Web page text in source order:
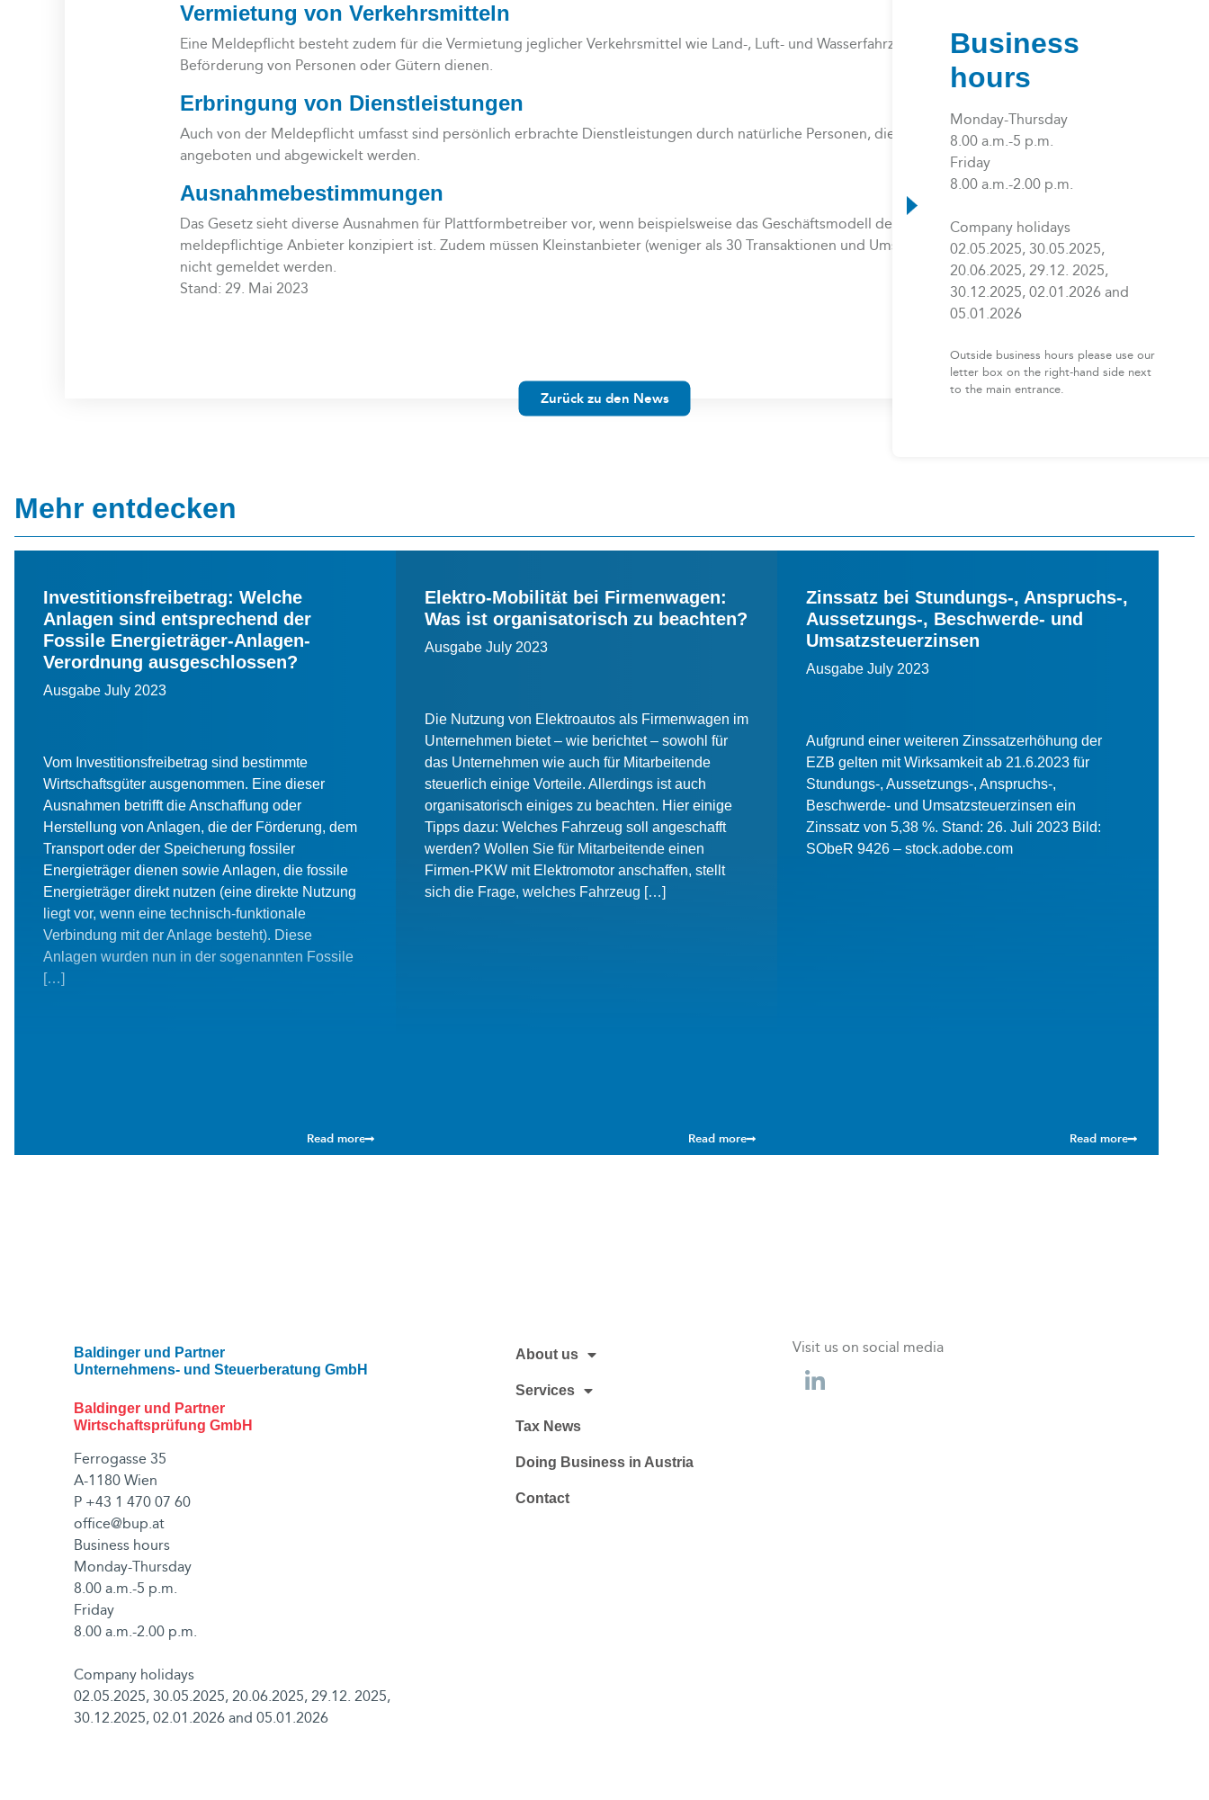
Vermietung von Verkehrsmitteln
Eine Meldepflicht besteht zudem für die Vermietung jeglicher Verkehrsmittel wie Land-, Luft- und Wasserfahrzeuge, die der
Beförderung von Personen oder Gütern dienen.
Erbringung von Dienstleistungen
Auch von der Meldepflicht umfasst sind persönlich erbrachte Dienstleistungen durch natürliche Personen, die über Plattformen
angeboten und abgewickelt werden.
Ausnahmebestimmungen
Das Gesetz sieht diverse Ausnahmen für Plattformbetreiber vor, wenn beispielsweise das Geschäftsmodell der Plattform ohne
meldepflichtige Anbieter konzipiert ist. Zudem müssen Kleinstanbieter (weniger als 30 Transaktionen und Umsatz < € 2.000,00)
nicht gemeldet werden.
Stand: 29. Mai 2023
Zurück zu den News
Mehr entdecken
Investitionsfreibetrag: Welche
Anlagen sind entsprechend der
Fossile Energieträger-Anlagen-
Verordnung ausgeschlossen?
Ausgabe July 2023
Vom Investitionsfreibetrag sind bestimmte
Wirtschaftsgüter ausgenommen. Eine dieser
Ausnahmen betrifft die Anschaffung oder
Herstellung von Anlagen, die der Förderung, dem
Transport oder der Speicherung fossiler
Energieträger dienen sowie Anlagen, die fossile
Energieträger direkt nutzen (eine direkte Nutzung
liegt vor, wenn eine technisch-funktionale
Verbindung mit der Anlage besteht). Diese
Anlagen wurden nun in der sogenannten Fossile
[…]
Read more
Elektro-Mobilität bei Firmenwagen:
Was ist organisatorisch zu beachten?
Ausgabe July 2023
Die Nutzung von Elektroautos als Firmenwagen im
Unternehmen bietet – wie berichtet – sowohl für
das Unternehmen wie auch für Mitarbeitende
steuerlich einige Vorteile. Allerdings ist auch
organisatorisch einiges zu beachten. Hier einige
Tipps dazu: Welches Fahrzeug soll angeschafft
werden? Wollen Sie für Mitarbeitende einen
Firmen-PKW mit Elektromotor anschaffen, stellt
sich die Frage, welches Fahrzeug […]
Read more
Zinssatz bei Stundungs-, Anspruchs-,
Aussetzungs-, Beschwerde- und
Umsatzsteuerzinsen
Ausgabe July 2023
Aufgrund einer weiteren Zinssatzerhöhung der
EZB gelten mit Wirksamkeit ab 21.6.2023 für
Stundungs-, Aussetzungs-, Anspruchs-,
Beschwerde- und Umsatzsteuerzinsen ein
Zinssatz von 5,38 %. Stand: 26. Juli 2023 Bild:
SObeR 9426 – stock.adobe.com
Read more
Baldinger und Partner
Unternehmens- und Steuerberatung GmbH
Baldinger und Partner
Wirtschaftsprüfung GmbH
Ferrogasse 35
A-1180 Wien
P +43 1 470 07 60
office@bup.at
Business hours
Monday-Thursday
8.00 a.m.-5 p.m.
Friday
8.00 a.m.-2.00 p.m.
Company holidays
02.05.2025, 30.05.2025, 20.06.2025, 29.12. 2025,
30.12.2025, 02.01.2026 and 05.01.2026
About us
Services
Tax News
Doing Business in Austria
Contact
Visit us on social media
Business
hours
Monday-Thursday
8.00 a.m.-5 p.m.
Friday
8.00 a.m.-2.00 p.m.
Company holidays
02.05.2025, 30.05.2025,
20.06.2025, 29.12. 2025,
30.12.2025, 02.01.2026 and
05.01.2026
Outside business hours please use our
letter box on the right-hand side next
to the main entrance.